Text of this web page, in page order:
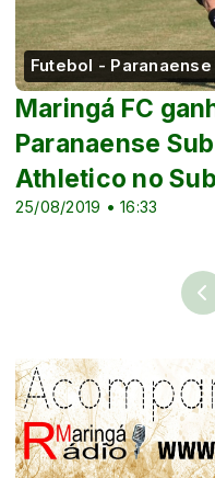
Futebol - Paranaense
25/08/2019 • 16:33
Maringá FC
Paranaense
Athletico no